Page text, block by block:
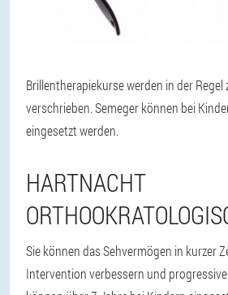
Brillentherapiekurse werden in der Regel
verschrieben. Semeger können bei
eingesetzt werden.
HARTNACHT
Sie können das Sehvermögen in kurzer
Intervention verbessern und